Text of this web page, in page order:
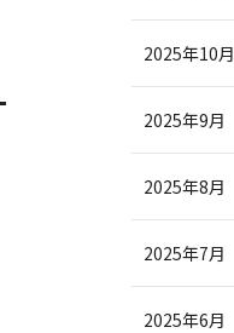
2025年10月
2025年9月
2025年8月
2025年7月
2025年6月